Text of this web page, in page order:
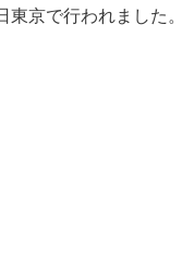
京で行われました。